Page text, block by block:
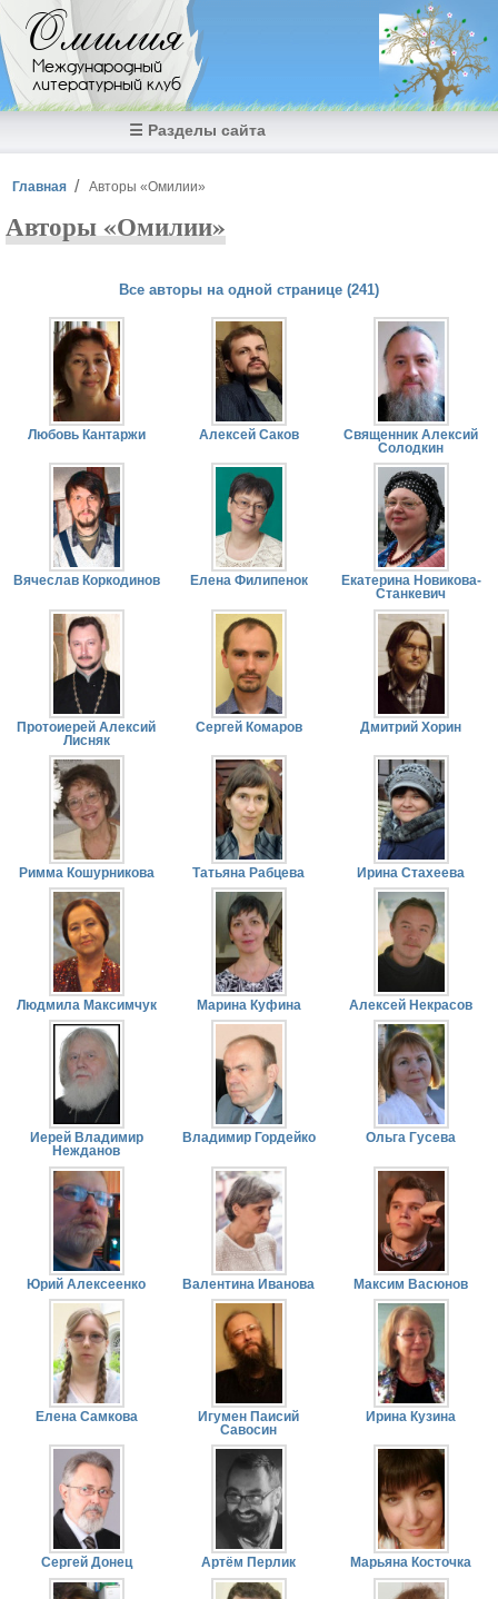
Перейти к основному содержанию
Омилия
Международный
литературный клуб
☰ Разделы сайта
Вы здесь
Главная Авторы «Омилии»
Авторы «Омилии»
Все авторы на одной странице (241)
Любовь Кантаржи Алексей Саков
Священник Алексий
Солодкин
Вячеслав Коркодинов Елена Филипенок
Екатерина Новикова-
Станкевич
Протоиерей Алексий
Лисняк
Сергей Комаров Дмитрий Хорин
Римма Кошурникова Татьяна Рабцева Ирина Стахеева
Людмила Максимчук Марина Куфина Алексей Некрасов
Иерей Владимир
Нежданов
Владимир Гордейко Ольга Гусева
Юрий Алексеенко Валентина Иванова Максим Васюнов
Елена Самкова
Игумен Паисий
Савосин
Ирина Кузина
Сергей Донец Артём Перлик Марьяна Косточка
Страницы